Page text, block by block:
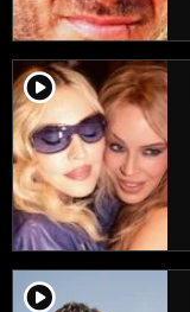
player2
player2